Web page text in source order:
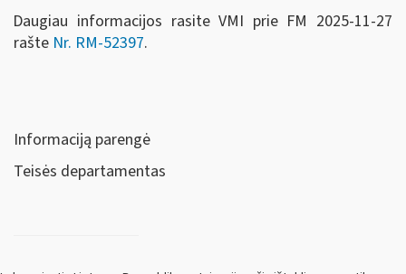
Daugiau informacijos rasite VMI prie FM 2025-11-27
rašte Nr. RM-52397.
Informaciją parengė
Teisės departamentas